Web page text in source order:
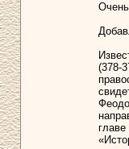
(378-